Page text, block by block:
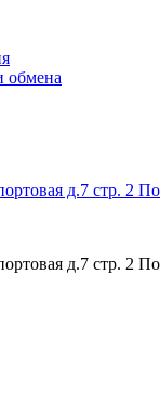
обмена
д.7 стр. 2
д.7 стр. 2